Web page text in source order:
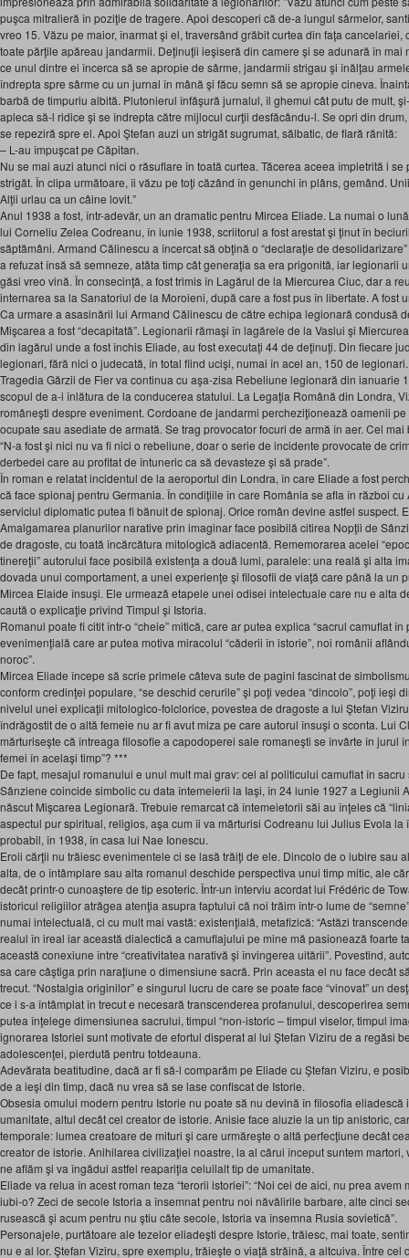
puşca mitralieră în poziţie de tragere. Apoi descoperi că de-a lungul sârmelor,
vreo 15. Văzu pe maior, înarmat şi el, traversând grăbit curtea din faţa cancelariei,
toate părţile apăreau jandarmii. Deţinuţii ieşiseră din camere şi se adunară în mai
ce unul dintre ei încerca să se apropie de sârme, jandarmii strigau şi înălţau
îndrepta spre sârme cu un jurnal în mână şi făcu semn să se apropie cineva.
barbă de timpuriu albită. Plutonierul înfăşură jurnalul, îl ghemui cât putu de mult,
apleca să-l ridice şi se îndrepta către mijlocul curţii desfăcându-l. Se opri din
se repeziră spre el. Apoi Ştefan auzi un strigăt sugrumat, sălbatic, de fiară rănită:
– L-au împuşcat pe Căpitan.
Nu se mai auzi atunci nici o răsuflare în toată curtea. Tăcerea aceea împietrită i
strigăt. În clipa următoare, îi văzu pe toţi căzând în genunchi în plâns, gemând.
Alţii urlau ca un câine lovit.”
Anul 1938 a fost, într-adevăr, un an dramatic pentru Mircea Eliade. La numai o
lui Corneliu Zelea Codreanu, în iunie 1938, scriitorul a fost arestat şi ţinut în
săptămâni. Armand Călinescu a încercat să obţină o “declaraţie de
a refuzat însă să semneze, atâta timp cât generaţia sa era prigonită, iar legionarii
găsi vreo vină. În consecinţă, a fost trimis în Lagărul de la Miercurea Ciuc, dar a
internarea sa la Sanatoriul de la Moroieni, după care a fost pus în libertate. A fost
Ca urmare a asasinării lui Armand Călinescu de către echipa legionară condusă
Mişcarea a fost “decapitată”. Legionarii rămaşi în lagărele de la Vaslui şi
din lagărul unde a fost închis Eliade, au fost executaţi 44 de deţinuţi. Din fiecare
legionari, fără nici o judecată, în total fiind ucişi, numai în acel an, 150 de legionari.
Tragedia Gărzii de Fier va continua cu aşa-zisa Rebeliune legionară din ianuarie
scopul de a-i înlătura de la conducerea statului. La Legaţia Română din Londra,
româneşti despre eveniment. Cordoane de jandarmi percheziţionează oamenii
ocupate sau asediate de armată. Se trag provocator focuri de armă în aer. Cel
“N-a fost şi nici nu va fi nici o rebeliune, doar o serie de incidente provocate de
derbedei care au profitat de întuneric ca să devasteze şi să prade”.
În roman e relatat incidentul de la aeroportul din Londra, în care Eliade a fost
că face spionaj pentru Germania. În condiţiile în care România se afla în război
serviciul diplomatic putea fi bănuit de spionaj. Orice român devine astfel suspect.
Amalgamarea planurilor narative prin imaginar face posibilă citirea Nopţii de
de dragoste, cu toată încărcătura mitologică adiacentă. Rememorarea acelei
tinereţii” autorului face posibilă existenţa a două lumi, paralele: una reală şi alta
dovada unui comportament, a unei experienţe şi filosofii de viaţă care până la un
Mircea Elaide însuşi. Ele urmează etapele unei odisei intelectuale care nu e alta
caută o explicaţie privind Timpul şi Istoria.
Romanul poate fi citit într-o “cheie” mitică, care ar putea explica “sacrul camuflat în
evenimenţială care ar putea motiva miracolul “căderii în istorie”, noi românii
noroc”.
Mircea Eliade începe să scrie primele câteva sute de pagini fascinat de
conform credinţei populare, “se deschid cerurile” şi poţi vedea “dincolo”, poţi ieşi
nivelul unei explicaţii mitologico-folclorice, povestea de dragoste a lui Ştefan
îndrăgostit de o altă femeie nu ar fi avut miza pe care autorul însuşi o sconta. Lui
mărturiseşte că întreaga filosofie a capodoperei sale romaneşti se învârte în jurul
femei în acelaşi timp”? ***
De fapt, mesajul romanului e unul mult mai grav: cel al politicului camuflat în
Sânziene coincide simbolic cu data întemeierii la Iaşi, în 24 iunie 1927 a Legiunii
născut Mişcarea Legionară. Trebuie remarcat că întemeietorii săi au înţeles că
aspectul pur spiritual, religios, aşa cum îi va mărturisi Codreanu lui Julius Evola la
probabil, în 1938, în casa lui Nae Ionescu.
Eroii cărţii nu trăiesc evenimentele ci se lasă trăiţi de ele. Dincolo de o iubire sau
alta, de o întâmplare sau alta romanul deschide perspectiva unui timp mitic, ale
decât printr-o cunoaştere de tip esoteric. Într-un interviu acordat lui Frédéric de
istoricul religiilor atrăgea atenţia asupra faptului că noi trăim într-o lume de
numai intelectuală, ci cu mult mai vastă: existenţială, metafizică: “Astăzi
realul în ireal iar această dialectică a camuflajului pe mine mă pasionează foarte
această conexiune între “creativitatea narativă şi învingerea uitării”. Povestind,
sa care câştiga prin naraţiune o dimensiune sacră. Prin aceasta el nu face decât
trecut. “Nostalgia originilor” e singurul lucru de care se poate face “vinovat” un
ce i s-a întâmplat în trecut e necesară transcenderea profanului, descoperirea
putea înţelege dimensiunea sacrului, timpul “non-istoric – timpul viselor, timpul
ignorarea Istoriei sunt motivate de efortul disperat al lui Ştefan Viziru de a regăsi
adolescenţei, pierdută pentru totdeauna.
Adevărata beatitudine, dacă ar fi să-l comparăm pe Eliade cu Ştefan Viziru, e
de a ieşi din timp, dacă nu vrea să se lase confiscat de Istorie.
Obsesia omului modern pentru Istorie nu poate să nu devină în filosofia
umanitate, altul decât cel creator de istorie. Anisie face aluzie la un tip anistoric,
temporale: lumea creatoare de mituri şi care urmăreşte o altă perfecţiune decât
creator de istorie. Anihilarea civilizaţiei noastre, la al cărui început suntem
ne aflăm şi va îngădui astfel reapariţia celuilalt tip de umanitate.
Eliade va relua în acest roman teza “terorii istoriei”: “Noi cei de aici, nu prea
iubi-o? Zeci de secole Istoria a însemnat pentru noi năvălirile barbare, alte cinci
rusească şi acum pentru nu ştiu câte secole, Istoria va însemna Rusia sovietică”.
Personajele, purtătoare ale tezelor eliadeşti despre Istorie, trăiesc, mai toate,
nu e al lor. Ştefan Viziru, spre exemplu, trăieşte o viaţă străină, a altcuiva. Între cel